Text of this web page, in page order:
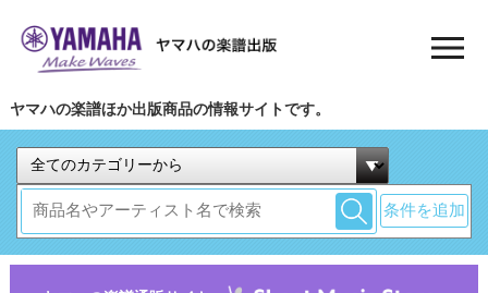
ヤマハの楽譜ほか出版商品の情報サイトです。
条件を追加